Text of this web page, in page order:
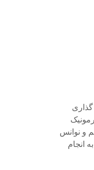
و نوانس
انجام